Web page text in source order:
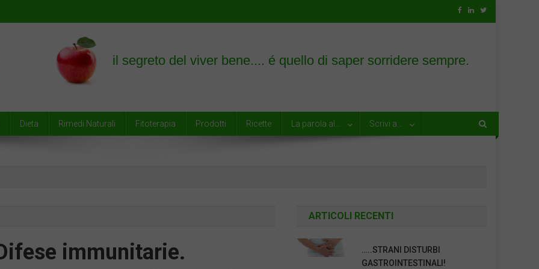
Dieta Rimedi Naturali Fitoterapia Prodotti Ricette La parola al… Scrivi a…
immunitarie.
ARTICOLI RECENTI
…..STRANI DISTURBI
GASTROINTESTINALI!